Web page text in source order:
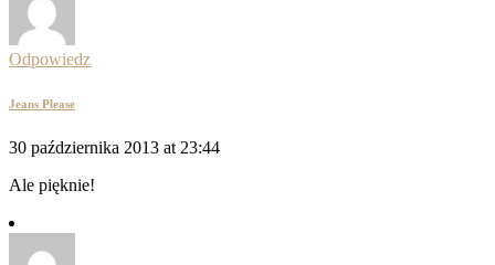
Odpowiedz
Jeans Please
30 października 2013 at 23:44
Ale pięknie!